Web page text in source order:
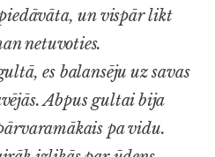
un vispār likt
netuvoties.
es balansēju uz savas
Abpus gultai bija
pa vidu.